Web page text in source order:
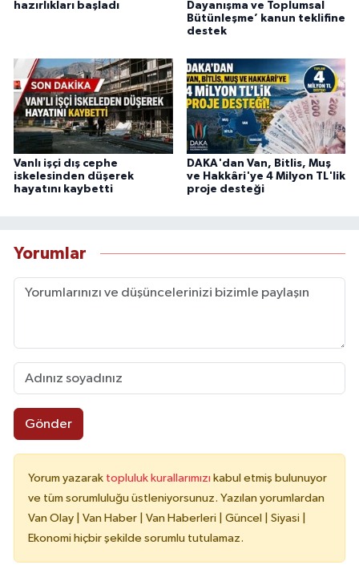
hazırlıkları başladı
Dayanışma ve Toplumsal
Bütünleşme’ kanun teklifine
destek
Vanlı işçi dış cephe
iskelesinden düşerek
hayatını kaybetti
DAKA'dan Van, Bitlis, Muş
ve Hakkâri'ye 4 Milyon TL'lik
proje desteği
Yorumlar
Gönder
Yorum yazarak topluluk kurallarımızı kabul etmiş bulunuyor
ve tüm sorumluluğu üstleniyorsunuz. Yazılan yorumlardan
Van Olay | Van Haber | Van Haberleri | Güncel | Siyasi |
Ekonomi hiçbir şekilde sorumlu tutulamaz.